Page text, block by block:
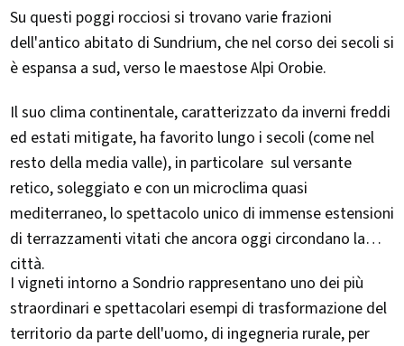
Su questi poggi rocciosi si trovano varie frazioni
dell'antico abitato di Sundrium, che nel corso dei secoli si
è espansa a sud, verso le maestose Alpi Orobie.
Il suo clima continentale, caratterizzato da inverni freddi
ed estati mitigate, ha favorito lungo i secoli (come nel
resto della media valle), in particolare sul versante
retico, soleggiato e con un microclima quasi
mediterraneo, lo spettacolo unico di immense estensioni
di terrazzamenti vitati che ancora oggi circondano la
città.
I vigneti intorno a Sondrio rappresentano uno dei più
straordinari e spettacolari esempi di trasformazione del
territorio da parte dell'uomo, di ingegneria rurale, per